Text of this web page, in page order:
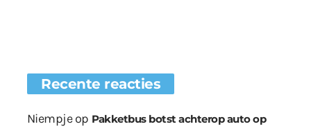
Recente reacties
Niempjeop Pakketbus botst achterop auto op